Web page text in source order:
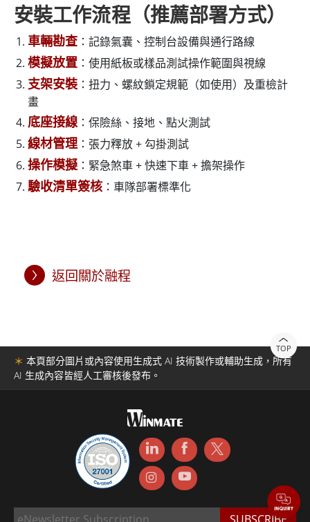
安裝工作流程（推薦部署方式）
車輛勘查 ：記錄氣囊、控制台設備與通行路線
模擬放置 ：使用紙板或樣品測試操作範圍與視線
支架安裝：扭力、螺紋鎖定規範（如使用）及重檢計
畫
底座接線：保險絲、接地、點火測試
線材管理：張力釋放 + 勾掛測試
操作模擬：緊急煞車 + 快速下車 + 擔架操作
驗收清單簽核 ：車隊部署標準化
返回關於融程
TOP
＊ 本頁部分圖片或內容使用生成式 AI 技術製作或輔助生成，所有
AI 生成內容皆經人工審核後發布。